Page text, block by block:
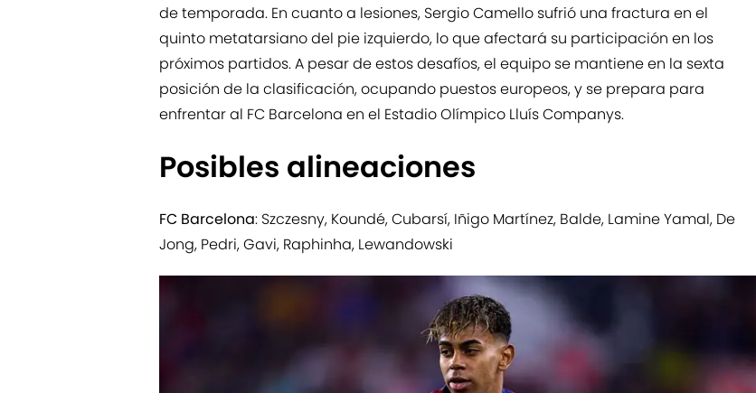
de temporada. En cuanto a lesiones, Sergio Camello sufrió una fractura en el
quinto metatarsiano del pie izquierdo, lo que afectará su participación en los
próximos partidos. A pesar de estos desafíos, el equipo se mantiene en la sexta
posición de la clasificación, ocupando puestos europeos, y se prepara para
enfrentar al FC Barcelona en el Estadio Olímpico Lluís Companys.
Posibles alineaciones
FC Barcelona: Szczesny, Koundé, Cubarsí, Iñigo Martínez, Balde, Lamine Yamal, De
Jong, Pedri, Gavi, Raphinha, Lewandowski